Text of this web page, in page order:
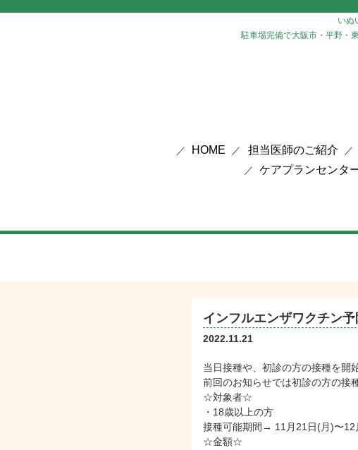
いぬ
駐車場完備で大阪市・平野・
HOME 担当医師のご紹介
ケアプランセンタ
インフルエンザワクチン
2022.11.21
当日接種や、初診の方の接種を開
前回のお知らせでは初診の方の接
☆対象者☆
・18歳以上の方
接種可能期間→ 11月21日(月)〜12
☆金額☆